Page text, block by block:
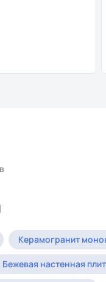
Керамогранит
Бежевая настенная